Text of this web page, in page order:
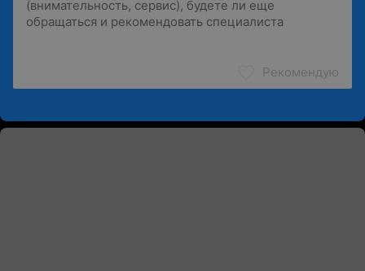
Рекомендую